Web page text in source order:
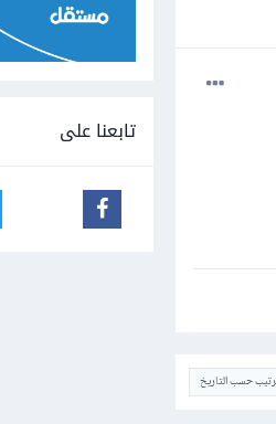
حسب التاريخ
تابعنا على